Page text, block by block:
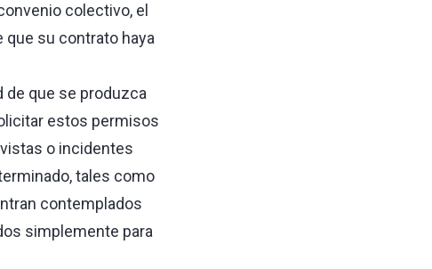
colectivo, el
su contrato haya
que se produzca
estos permisos
o incidentes
tales como
contemplados
simplemente para